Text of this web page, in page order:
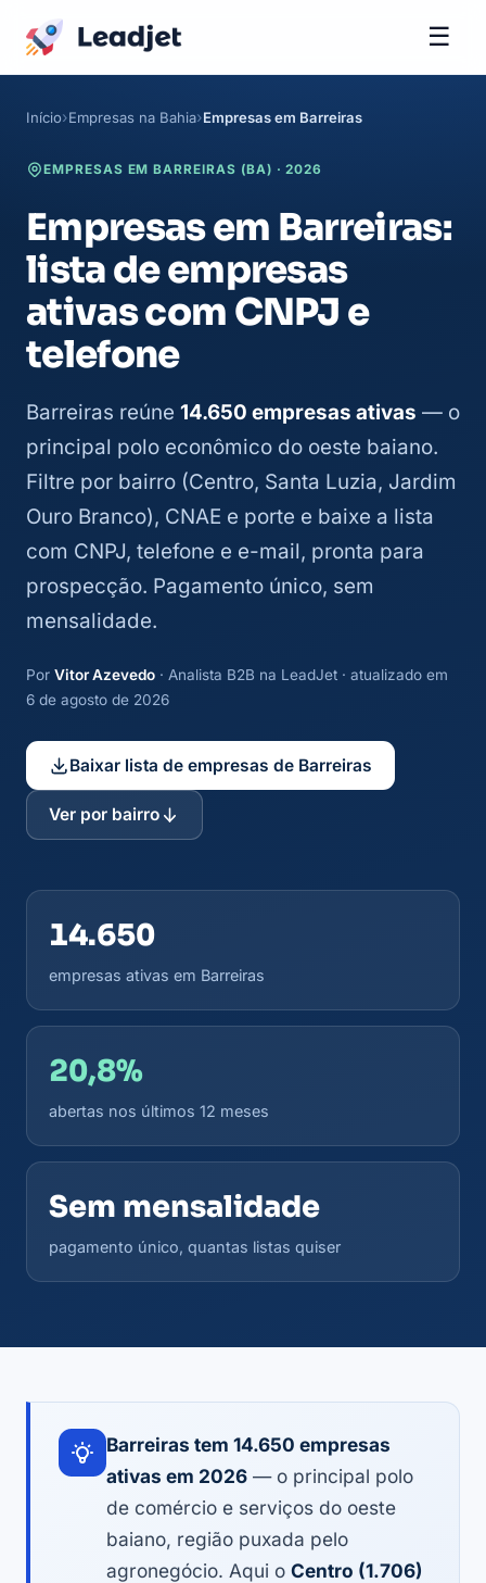
☰
Início Empresas na Bahia Empresas em Barreiras
EMPRESAS EM BARREIRAS (BA) · 2026
Empresas em Barreiras:
lista de empresas
ativas com CNPJ e
telefone
Barreiras reúne 14.650 empresas ativas — o
principal polo econômico do oeste baiano.
Filtre por bairro (Centro, Santa Luzia, Jardim
Ouro Branco), CNAE e porte e baixe a lista
com CNPJ, telefone e e-mail, pronta para
prospecção. Pagamento único, sem
mensalidade.
Por Vitor Azevedo · Analista B2B na LeadJet · atualizado em
6 de agosto de 2026
Baixar lista de empresas de Barreiras
Ver por bairro
14.650
empresas ativas em Barreiras
20,8%
abertas nos últimos 12 meses
Sem mensalidade
pagamento único, quantas listas quiser
Barreiras tem 14.650 empresas
ativas em 2026 — o principal polo
de comércio e serviços do oeste
baiano, região puxada pelo
agronegócio. Aqui o Centro (1.706)